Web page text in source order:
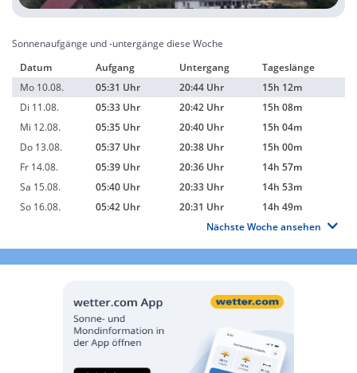
Sonnenaufgänge und -untergänge diese Woche
Datum
Aufgang Untergang
Tageslänge
Mo 10.08.
05:31 Uhr 20:44 Uhr
15h 12m
Di 11.08.
05:33 Uhr 20:42 Uhr
15h 08m
Mi 12.08.
05:35 Uhr 20:40 Uhr
15h 04m
Do 13.08.
05:37 Uhr 20:38 Uhr
15h 00m
Fr 14.08.
05:39 Uhr 20:36 Uhr
14h 57m
Sa 15.08.
05:40 Uhr 20:33 Uhr
14h 53m
So 16.08.
05:42 Uhr 20:31 Uhr
14h 49m
Nächste Woche ansehen